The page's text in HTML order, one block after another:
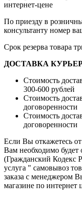
интернет-цене
По приезду в
консультанту номер
Срок резерва товара
ДОСТАВКА
Стоимость
300-600 рублей
Стоимость
договоренности
Стоимость
договоренности
Если Вы откажетесь
Вам необходимо будет
(Гражданский Кодекс
услуга " самовывоз
заказа с менеджером
магазине по интернет